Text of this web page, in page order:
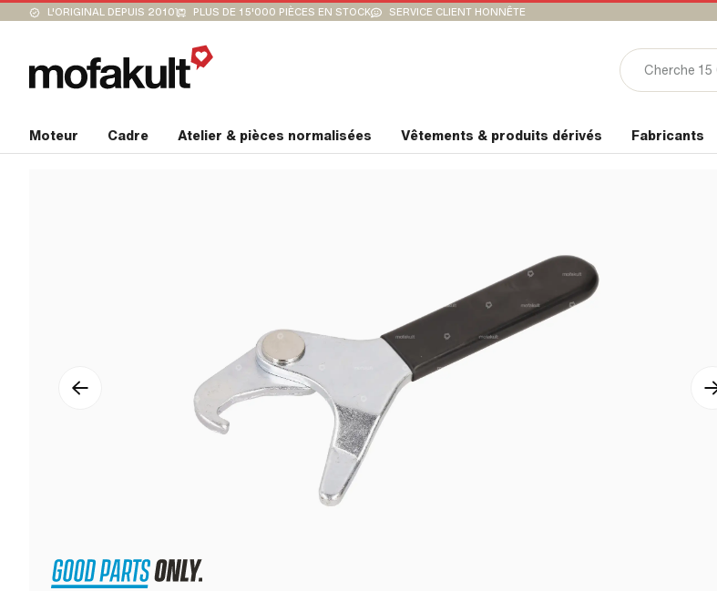
L'ORIGINAL DEPUIS 2010 PLUS DE 15'000 PIÈCES EN STOCK SERVICE CLIENT HONNÊTE
Moteur Cadre Atelier & pièces normalisées Vêtements & produits dérivés Fabricants